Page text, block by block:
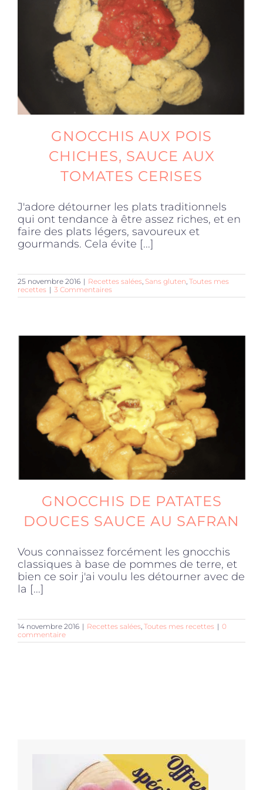
Produits sains
Click and collect
Traiteur
Offres
GNOCCHIS AUX POIS
CHICHES, SAUCE AUX
TOMATES CERISES
J'adore détourner les plats traditionnels
qui ont tendance à être assez riches, et en
faire des plats légers, savoureux et
gourmands. Cela évite [...]
25 novembre 2016 | Recettes salées Sans gluten Toutes mes
recettes | 3 Commentaires
GNOCCHIS DE PATATES
DOUCES SAUCE AU SAFRAN
Vous connaissez forcément les gnocchis
classiques à base de pommes de terre, et
bien ce soir j'ai voulu les détourner avec de
la [...]
14 novembre 2016 | Recettes salées Toutes mes recettes | 0
commentaire